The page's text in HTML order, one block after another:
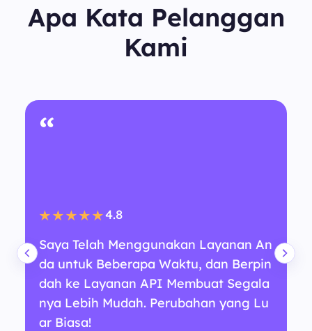
Apa Kata Pelanggan
Kami
“
★★★★★4.8
Saya Telah Menggunakan Layanan An
da untuk Beberapa Waktu, dan Berpin
dah ke Layanan API Membuat Segala
nya Lebih Mudah. Perubahan yang Lu
ar Biasa!